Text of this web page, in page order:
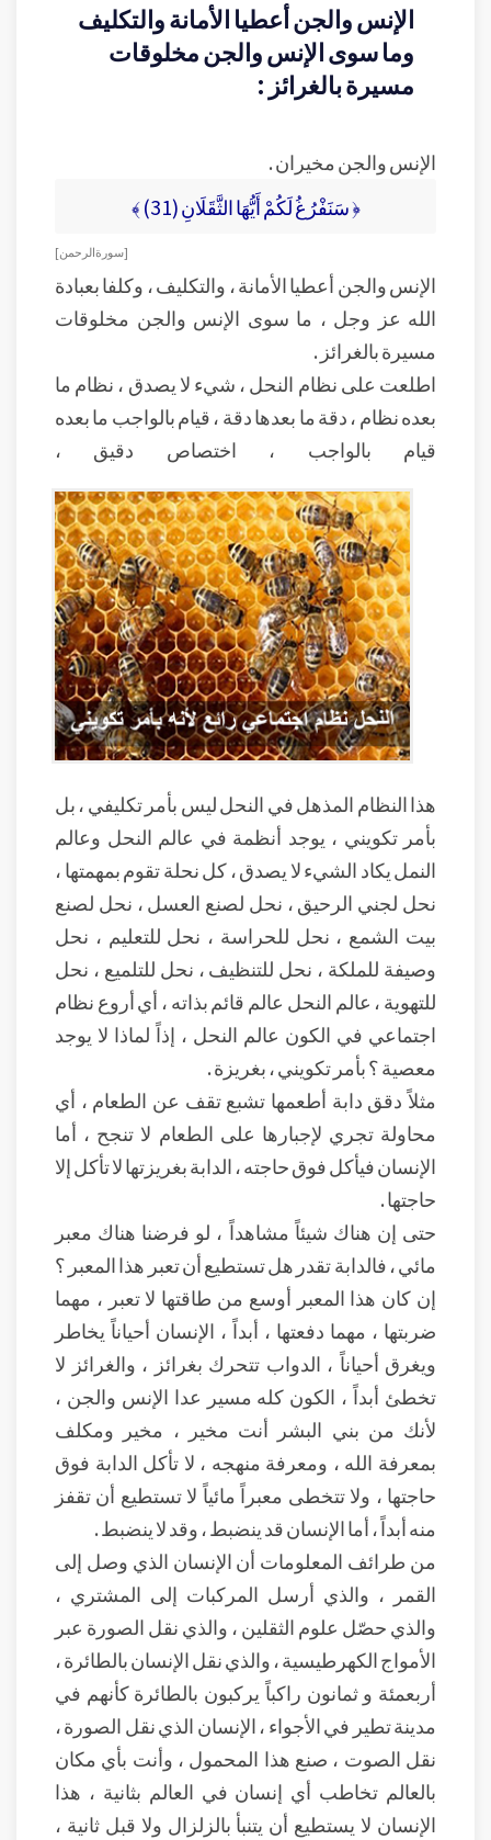
الإنس والجن أعطيا الأمانة والتكليف
وما سوى الإنس والجن مخلوقات
مسيرة بالغرائز :
الإنس والجن مخيران .
﴿ سَنَفْرُغُ لَكُمْ أَيُّهَا الثَّقَلَانِ (31) ﴾
[ سورة الرحمن ]
الإنس والجن أعطيا الأمانة ، والتكليف ، وكلفا بعبادة
الله عز وجل ، ما سوى الإنس والجن مخلوقات
مسيرة بالغرائز .
اطلعت على نظام النحل ، شيء لا يصدق ، نظام ما
بعده نظام ، دقة ما بعدها دقة ، قيام بالواجب ما بعده
قيام بالواجب ، اختصاص دقيق ،
هذا النظام المذهل في النحل ليس بأمر تكليفي ، بل
بأمر تكويني ، يوجد أنظمة في عالم النحل وعالم
النمل يكاد الشيء لا يصدق ، كل نحلة تقوم بمهمتها ،
نحل لجني الرحيق ، نحل لصنع العسل ، نحل لصنع
بيت الشمع ، نحل للحراسة ، نحل للتعليم ، نحل
وصيفة للملكة ، نحل للتنظيف ، نحل للتلميع ، نحل
للتهوية ، عالم النحل عالم قائم بذاته ، أي أروع نظام
اجتماعي في الكون عالم النحل ، إذاً لماذا لا يوجد
معصية ؟ بأمر تكويني ، بغريزة .
مثلاً دقق دابة أطعمها تشبع تقف عن الطعام ، أي
محاولة تجري لإجبارها على الطعام لا تنجح ، أما
الإنسان فيأكل فوق حاجته ، الدابة بغريزتها لا تأكل إلا
حاجتها .
حتى إن هناك شيئاً مشاهداً ، لو فرضنا هناك معبر
مائي ، فالدابة تقدر هل تستطيع أن تعبر هذا المعبر ؟
إن كان هذا المعبر أوسع من طاقتها لا تعبر ، مهما
ضربتها ، مهما دفعتها ، أبداً ، الإنسان أحياناً يخاطر
ويغرق أحياناً ، الدواب تتحرك بغرائز ، والغرائز لا
تخطئ أبداً ، الكون كله مسير عدا الإنس والجن ،
لأنك من بني البشر أنت مخير ، مخير ومكلف
بمعرفة الله ، ومعرفة منهجه ، لا تأكل الدابة فوق
حاجتها ، ولا تتخطى معبراً مائياً لا تستطيع أن تقفز
منه أبداً ، أما الإنسان قد ينضبط ، وقد لا ينضبط .
من طرائف المعلومات أن الإنسان الذي وصل إلى
القمر ، والذي أرسل المركبات إلى المشتري ،
والذي حصّل علوم الثقلين ، والذي نقل الصورة عبر
الأمواج الكهرطيسية ، والذي نقل الإنسان بالطائرة ،
أربعمئة و ثمانون راكباً يركبون بالطائرة كأنهم في
مدينة تطير في الأجواء ، الإنسان الذي نقل الصورة ،
نقل الصوت ، صنع هذا المحمول ، وأنت بأي مكان
بالعالم تخاطب أي إنسان في العالم بثانية ، هذا
الإنسان لا يستطيع أن يتنبأ بالزلزال ولا قبل ثانية ،